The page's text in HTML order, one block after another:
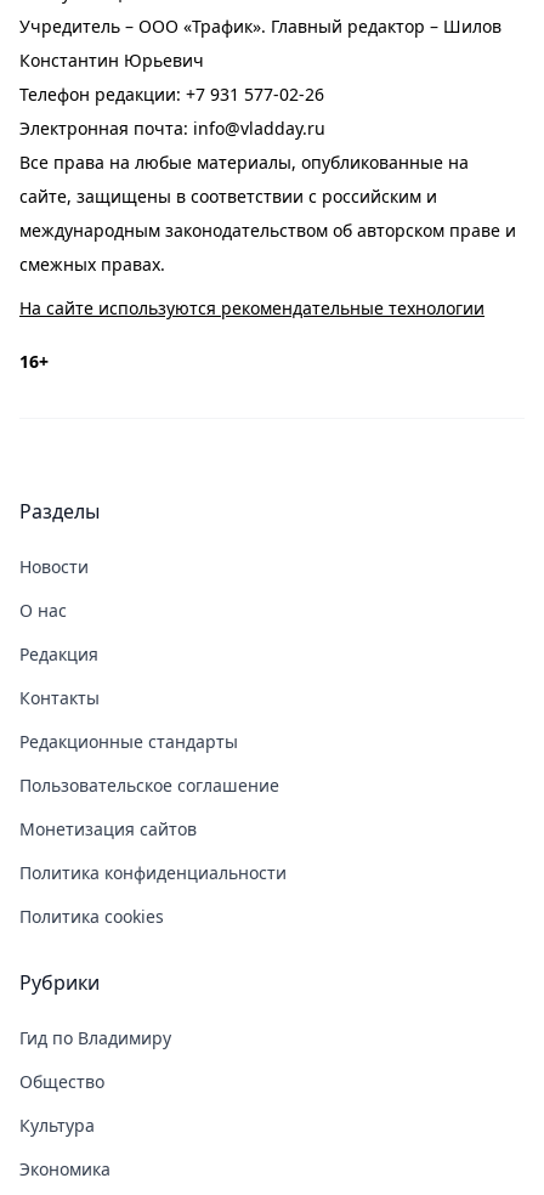
Учредитель – ООО «Трафик». Главный редактор – Шилов
Константин Юрьевич
Телефон редакции: +7 931 577-02-26
Электронная почта: info@vladday.ru
Все права на любые материалы, опубликованные на
сайте, защищены в соответствии с российским и
международным законодательством об авторском праве и
смежных правах.
На сайте используются рекомендательные технологии
16+
Разделы
Новости
О нас
Редакция
Контакты
Редакционные стандарты
Пользовательское соглашение
Монетизация сайтов
Политика конфиденциальности
Политика cookies
Рубрики
Гид по Владимиру
Общество
Культура
Экономика